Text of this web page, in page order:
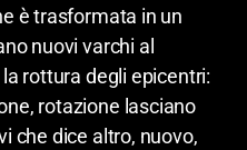
è trasformata in un
nuovi varchi al
rottura degli epicentri:
rotazione lasciano
che dice altro, nuovo,